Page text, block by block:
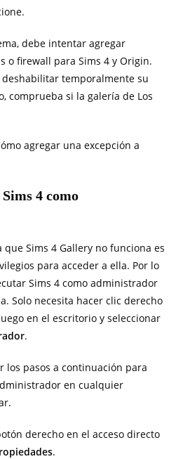
debe intentar agregar
o firewall para Sims 4 y Origin.
temporalmente su
comprueba si la galería de Los
agregar una excepción a
4 como
Sims 4 Gallery no funciona es
para acceder a ella. Por lo
Sims 4 como administrador
Solo necesita hacer clic derecho
en el escritorio y seleccionar
.
los pasos a continuación para
en cualquier
derecho en el acceso directo
.